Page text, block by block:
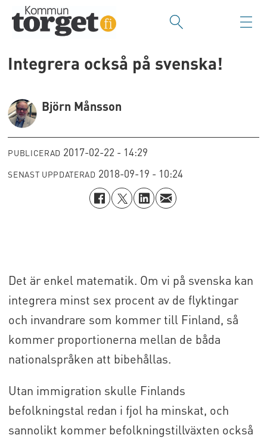
Integrera också på svenska!
Björn Månsson
PUBLICERAD 2017-02-22 - 14:29
SENAST UPPDATERAD 2018-09-19 - 10:24
Det är enkel matematik. Om vi på svenska kan
integrera minst sex procent av de flyktingar
och invandrare som kommer till Finland, så
kommer proportionerna mellan de båda
nationalspråken att bibehållas.
Utan immigration skulle Finlands
befolkningstal redan i fjol ha minskat, och
sannolikt kommer befolkningstillväxten också